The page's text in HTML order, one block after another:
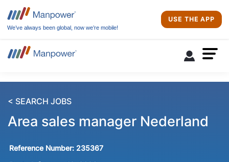
We’ve always been global, now we’re mobile!
USE THE APP
< SEARCH JOBS
Area sales manager Nederland
Reference Number: 235367